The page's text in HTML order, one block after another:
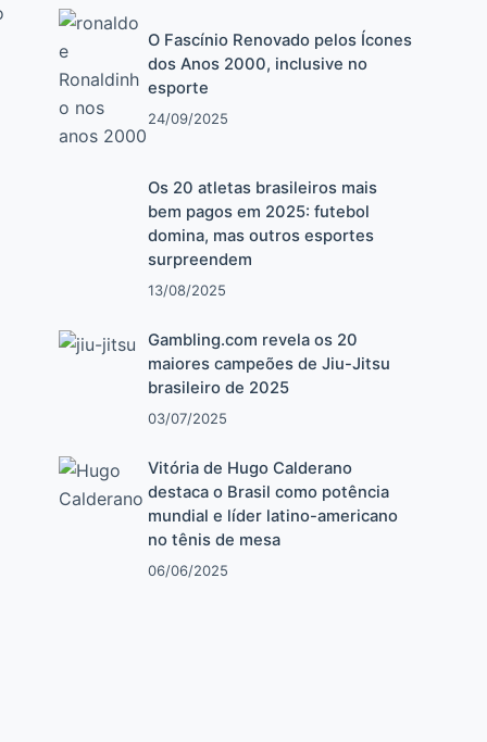
O Fascínio Renovado pelos Ícones
dos Anos 2000, inclusive no
esporte
24/09/2025
Os 20 atletas brasileiros mais
bem pagos em 2025: futebol
domina, mas outros esportes
surpreendem
13/08/2025
Gambling.com revela os 20
maiores campeões de Jiu-Jitsu
brasileiro de 2025
03/07/2025
Vitória de Hugo Calderano
destaca o Brasil como potência
mundial e líder latino-americano
no tênis de mesa
06/06/2025